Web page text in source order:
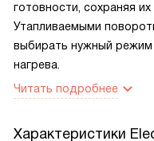
готовности, сохраняя
Утапливаемыми
выбирать нужный режим
нагрева.
Читать подробнее
Характеристики